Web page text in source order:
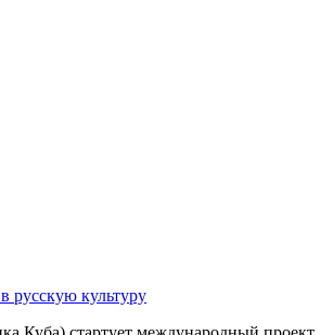
русскую культуру